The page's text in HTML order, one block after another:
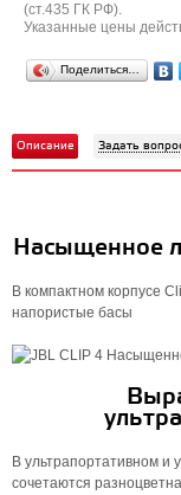
(ст.435 ГК РФ).
Указанные цены
Поделиться…
Описание Задать
Насыщенное
В компактном корпусе
напористые басы
В ультрапортативном и
сочетаются